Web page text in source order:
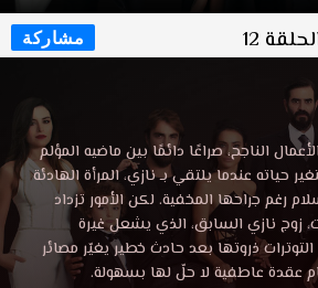
12 مشاركة
الناجح، صراعًا دائمًا بين ماضيه المؤلم
حياته عندما يلتقي بـ نازي، المرأة الهادئة
رغم جراحها المخفية. لكن الأمور تزداد
زوج نازي السابق، الذي يشعل غيرة
ذروتها بعد حادث خطير يغيّر مصائر
عقدة عاطفية لا حلّ لها بسهولة.